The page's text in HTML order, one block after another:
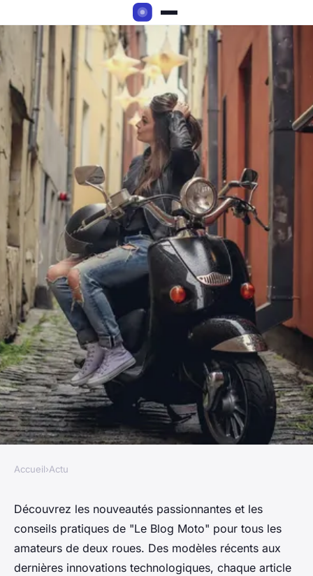
Découvrez les dernières
tendances et conseils de le
blog moto
Accueil›Actu
Découvrez les nouveautés passionnantes et les
conseils pratiques de "Le Blog Moto" pour tous les
amateurs de deux roues. Des modèles récents aux
dernières innovations technologiques, chaque article